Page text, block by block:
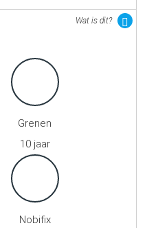
Wat is dit?
Grenen
10 jaar
Nobifix